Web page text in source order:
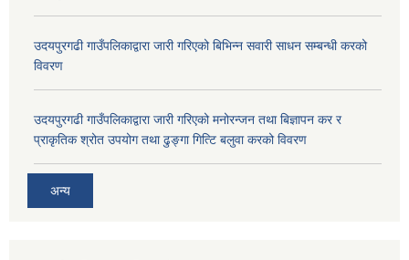
उदयपुरगढी गाउँपलिकाद्वारा जारी गरिएको बिभिन्न सवारी साधन सम्बन्धी करको
विवरण
उदयपुरगढी गाउँपलिकाद्वारा जारी गरिएको मनोरन्जन तथा बिज्ञापन कर र
प्राकृतिक श्रोत उपयोग तथा ढुङ्गा गित्टि बलुवा करको विवरण
अन्य